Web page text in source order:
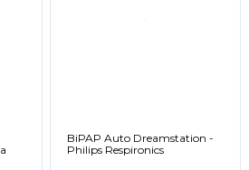
BiPAP Auto Dreamstation -
Philips Respironics